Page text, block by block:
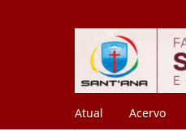
Atual Acervo